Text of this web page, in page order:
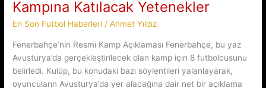
Kampına Katılacak Yetenekler
En Son Futbol Haberleri /Ahmet Yıldız
Fenerbahçe’nin Resmi Kamp Açıklaması Fenerbahçe, bu yaz
Avusturya’da gerçekleştirilecek olan kamp için 8 futbolcusunu
belirledi. Kulüp, bu konudaki bazı söylentileri yalanlayarak,
oyuncuların Avusturya’da yer alacağına dair net bir açıklama